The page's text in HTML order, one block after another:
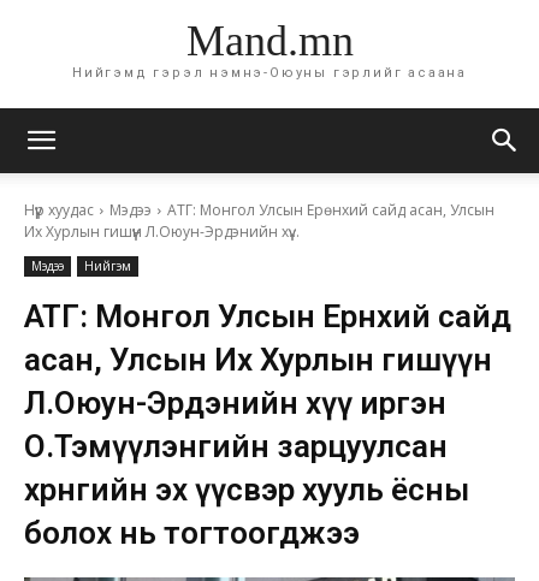
Mand.mn
Нийгэмд гэрэл нэмнэ-Оюуны гэрлийг асаана
Нүүр хуудас Мэдээ
АТГ: Монгол Улсын Ерөнхий сайд асан, Улсын
Их Хурлын гишүүн Л.Оюун-Эрдэнийн хүү...
Мэдээ Нийгэм
АТГ: Монгол Улсын Ерөнхий сайд
асан, Улсын Их Хурлын гишүүн
Л.Оюун-Эрдэнийн хүү иргэн
О.Тэмүүлэнгийн зарцуулсан
хөрөнгийн эх үүсвэр хууль ёсны
болох нь тогтоогджээ